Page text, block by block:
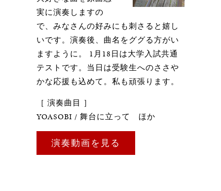
実に演奏しますの
で、みなさんの好みにも刺さると嬉し
いです。演奏後、曲名をググる方がい
ますように。 1月18日は大学入試共通
テストです。当日は受験生へのささや
かな応援も込めて。私も頑張ります。
［ 演奏曲目 ］
YOASOBI / 舞台に立って ほか
演奏動画を見る